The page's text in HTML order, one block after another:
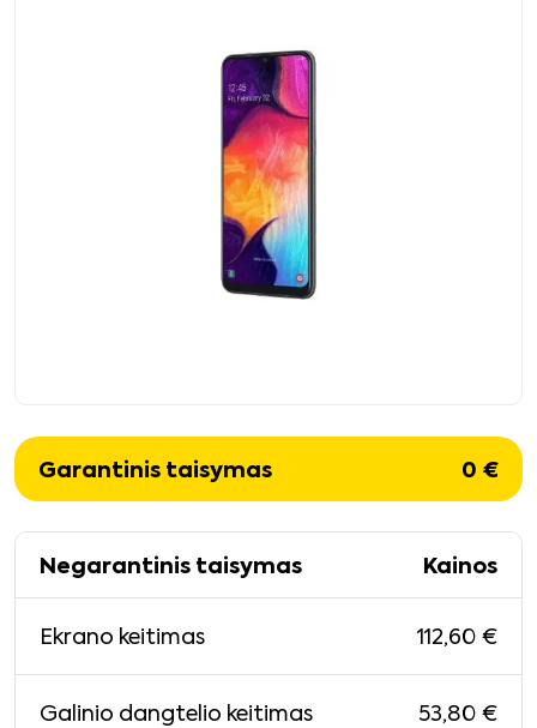
Garantinis taisymas 0 €
Negarantinis taisymas Kainos
Ekrano keitimas 112,60 €
Galinio dangtelio keitimas 53,80 €